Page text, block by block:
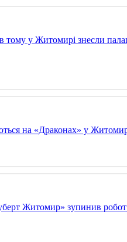
тому у Житомирі знесли
на «Драконах» у
Житомир» зупинив